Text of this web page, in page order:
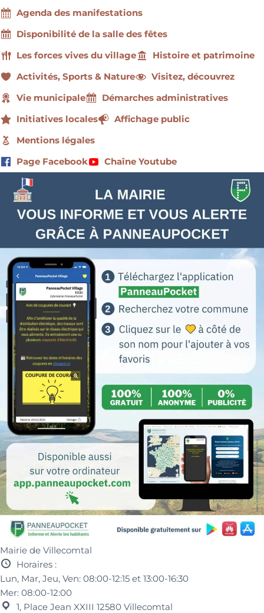
Agenda des manifestations
Disponibilité de la salle des fêtes
Les forces vives du village
Histoire et patrimoine
Activités, Sports & Nature
Visitez, découvrez
Vie municipale
Démarches administratives
Initiatives locales
Affichage public
Mentions légales
Page Facebook
Chaîne Youtube
Mairie de Villecomtal
Horaires :
Lun, Mar, Jeu, Ven:08:00-12:15 et13:00-16:30
Mer:08:00-12:00
1, Place Jean XXIII 12580 Villecomtal